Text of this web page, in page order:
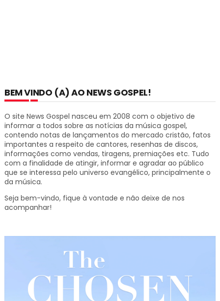
BEM VINDO (A) AO NEWS GOSPEL!
O site News Gospel nasceu em 2008 com o objetivo de
informar a todos sobre as notícias da música gospel,
contendo notas de lançamentos do mercado cristão, fatos
importantes a respeito de cantores, resenhas de discos,
informações como vendas, tiragens, premiações etc. Tudo
com a finalidade de atingir, informar e agradar ao público
que se interessa pelo universo evangélico, principalmente o
da música.
Seja bem-vindo, fique à vontade e não deixe de nos
acompanhar!